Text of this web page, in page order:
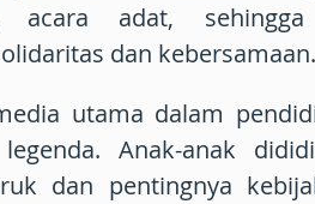
acara adat,
dan kebersamaan.
utama dalam
Anak-anak
dan pentingnya